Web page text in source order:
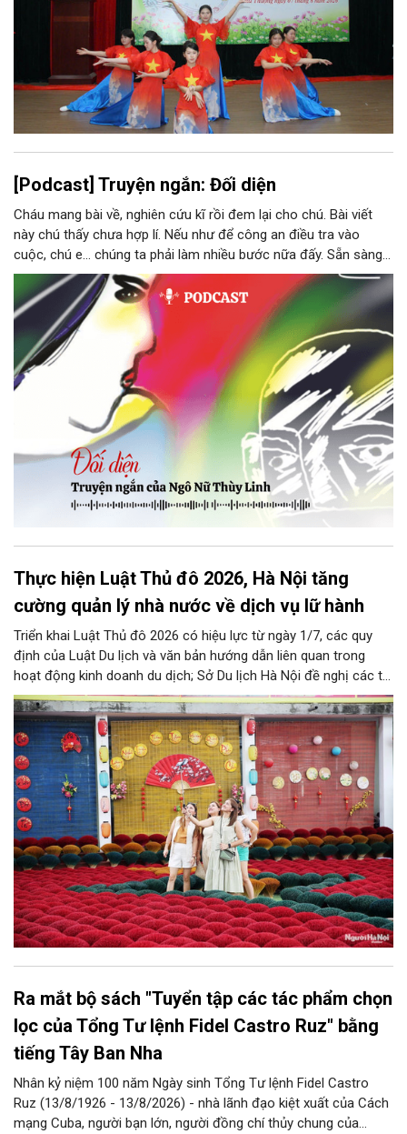
[Podcast] Truyện ngắn: Đối diện
Cháu mang bài về, nghiên cứu kĩ rồi đem lại cho chú. Bài viết
này chú thấy chưa hợp lí. Nếu như để công an điều tra vào
cuộc, chú e… chúng ta phải làm nhiều bước nữa đấy. Sẵn sàng
thì tiếp tục nhé! Chú Minh cầm tập bài viết đưa lại cho Thy. Cô
ngại ngùng đỡ lấy. Đây là lần thứ ba, loạt bài phóng sự của mình
bị Tổng biên tập kêu lên để trả lại...
Thực hiện Luật Thủ đô 2026, Hà Nội tăng
cường quản lý nhà nước về dịch vụ lữ hành
Triển khai Luật Thủ đô 2026 có hiệu lực từ ngày 1/7, các quy
định của Luật Du lịch và văn bản hướng dẫn liên quan trong
hoạt động kinh doanh du dịch; Sở Du lịch Hà Nội đề nghị các tổ
chức, đơn vị, doanh nghiệp kinh doanh dịch vụ lữ hành trên địa
bàn thành phố thực hiện một số nội dung quan trọng. Qua đó
góp phần thực hiện thắng lợi các mục tiêu phát triển du lịch Hà
Nội năm 2026 và giai đoạn tiếp theo.
Ra mắt bộ sách "Tuyển tập các tác phẩm chọn
lọc của Tổng Tư lệnh Fidel Castro Ruz" bằng
tiếng Tây Ban Nha
Nhân kỷ niệm 100 năm Ngày sinh Tổng Tư lệnh Fidel Castro
Ruz (13/8/1926 - 13/8/2026) - nhà lãnh đạo kiệt xuất của Cách
mạng Cuba, người bạn lớn, người đồng chí thủy chung của